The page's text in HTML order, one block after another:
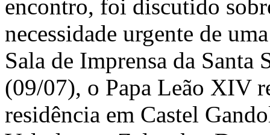
encontro, foi discutido
necessidade urgente de
Sala de Imprensa da Santa
(09/07), o Papa Leão XIV
residência em Castel